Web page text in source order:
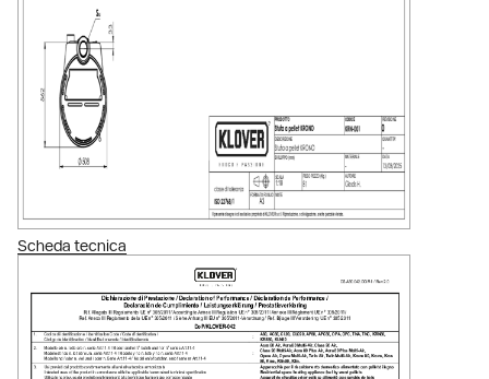
Scheda tecnica